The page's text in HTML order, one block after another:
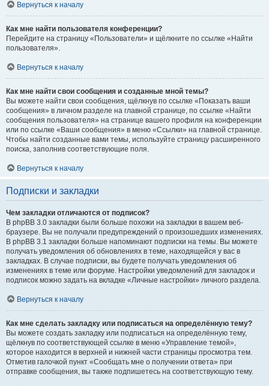
Вернуться к началу
Как мне найти пользователя конференции?
Перейдите на страницу «Пользователи» и щёлкните по ссылке «Найти
пользователя».
Вернуться к началу
Как мне найти свои сообщения и созданные мной темы?
Вы можете найти свои сообщения, щёлкнув по ссылке «Показать ваши
сообщения» в личном разделе на главной странице, по ссылке «Найти
сообщения пользователя» на странице вашего профиля на конференции
или по ссылке «Ваши сообщения» в меню «Ссылки» на главной странице.
Чтобы найти созданные вами темы, используйте страницу расширенного
поиска, заполнив соответствующие поля.
Вернуться к началу
Подписки и закладки
Чем закладки отличаются от подписок?
В phpBB 3.0 закладки были больше похожи на закладки в вашем веб-
браузере. Вы не получали предупреждений о произошедших изменениях.
В phpBB 3.1 закладки больше напоминают подписки на темы. Вы можете
получать уведомления об обновлениях в теме, находящейся у вас в
закладках. В случае подписки, вы будете получать уведомления об
изменениях в теме или форуме. Настройки уведомлений для закладок и
подписок можно задать на вкладке «Личные настройки» личного раздела.
Вернуться к началу
Как мне сделать закладку или подписаться на определённую тему?
Вы можете создать закладку или подписаться на определённую тему,
щёлкнув по соответствующей ссылке в меню «Управление темой»,
которое находится в верхней и нижней части страницы просмотра тем.
Отметив галочкой пункт «Сообщать мне о получении ответа» при
отправке сообщения, вы также подпишетесь на соответствующую тему.